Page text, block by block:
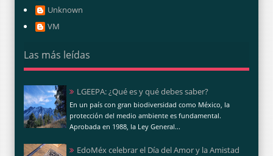
Unknown
VM
Las más leídas
LGEEPA: ¿Qué es y qué debes saber?
En un país con gran biodiversidad como México, la
protección del medio ambiente es fundamental.
Aprobada en 1988, la Ley General...
EdoMéx celebrar el Día del Amor y la Amistad